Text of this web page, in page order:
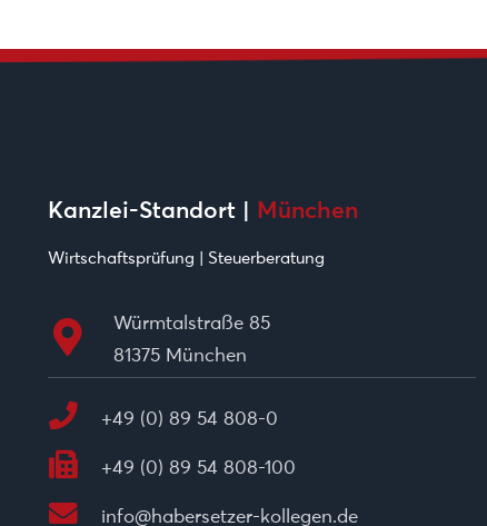
Kanzlei-Standort | München
Wirtschaftsprüfung | Steuerberatung
Würmtalstraße 85
81375 München
+49 (0) 89 54 808-0
+49 (0) 89 54 808-100
info@habersetzer-kollegen.de